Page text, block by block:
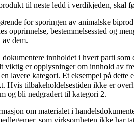
til neste ledd i verdikjeden, skal
for sporingen av animalske
opprinnelse, bestemmelsessted og
dem.
innholdet i hvert parti som
viktig er opplysninger om innhold av
lavere kategori. Et eksempel på
Hvis tilbakeholdelsestiden ikke er
og bli nedgradert til kategori 2.
om materialet i